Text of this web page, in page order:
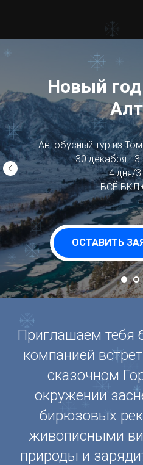
Новый
Автобусный тур из
30 декабря - 3
4 дня/3
ВСЁ
ОСТАВИТЬ
Приглашаем тебя
компанией
сказочном
окружении
бирюзовых
живописными
природы и